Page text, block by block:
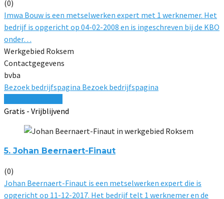
(0)
Imwa Bouw is een metselwerken expert met 1 werknemer. Het
bedrijf is opgericht op 04-02-2008 en is ingeschreven bij de KBO
onder…
Werkgebied Roksem
Contactgegevens
bvba
Bezoek bedrijfspagina Bezoek bedrijfspagina
Gratis - Vrijblijvend
5. Johan Beernaert-Finaut
(0)
Johan Beernaert-Finaut is een metselwerken expert die is
opgericht op 11-12-2017. Het bedrijf telt 1 werknemer en de